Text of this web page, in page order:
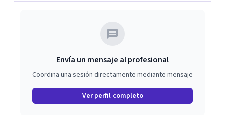
Envía un mensaje al profesional
Coordina una sesión directamente mediante mensaje
Ver perfil completo